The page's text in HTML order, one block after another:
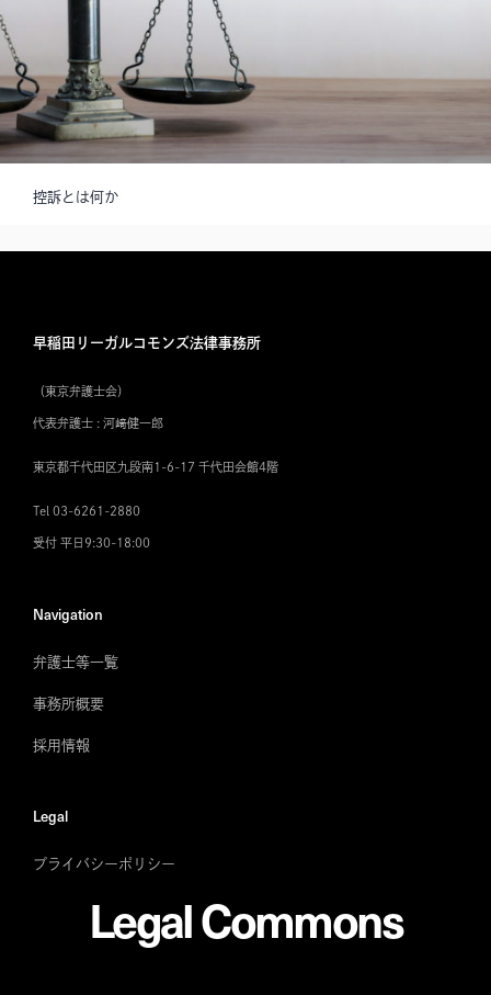
控訴とは何か
早稲田リーガルコモンズ法律事務所
（東京弁護士会）
代表弁護士 : 河﨑健一郎
東京都千代田区九段南1-6-17 千代田会館4階
Tel 03-6261-2880
受付 平日9:30-18:00
Navigation
弁護士等一覧
事務所概要
採用情報
Legal
プライバシーポリシー
Legal Commons